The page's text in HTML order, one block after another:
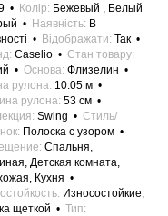
Колір Бежевый , Белый
Наявність В
Відображати Так
Caselio
Стан товару
Основа Флизелин
рулона 10.05 м
рулона 53 см
Swing
Стиль/
Полоска с узором
Спальня,
Детская комната,
Кухня
Износостойкие,
щеткой
Тип